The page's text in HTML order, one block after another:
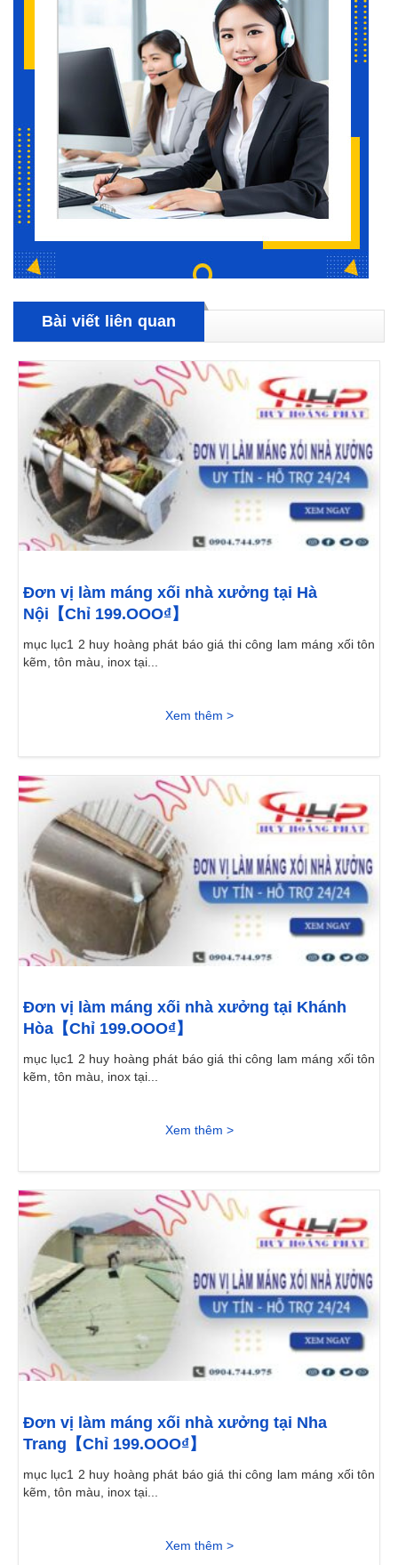
Bài viết liên quan
Đơn vị làm máng xối nhà xưởng tại Hà
Nội【Chỉ 199.OOO₫】
mục lục1 2 huy hoàng phát báo giá thi công lam máng xối tôn
kẽm, tôn màu, inox tại...
Xem thêm >
Đơn vị làm máng xối nhà xưởng tại Khánh
Hòa【Chỉ 199.OOO₫】
mục lục1 2 huy hoàng phát báo giá thi công lam máng xối tôn
kẽm, tôn màu, inox tại...
Xem thêm >
Đơn vị làm máng xối nhà xưởng tại Nha
Trang【Chỉ 199.OOO₫】
mục lục1 2 huy hoàng phát báo giá thi công lam máng xối tôn
kẽm, tôn màu, inox tại...
Xem thêm >